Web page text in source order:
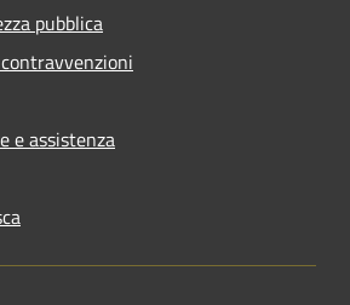
pubblica
e assistenza